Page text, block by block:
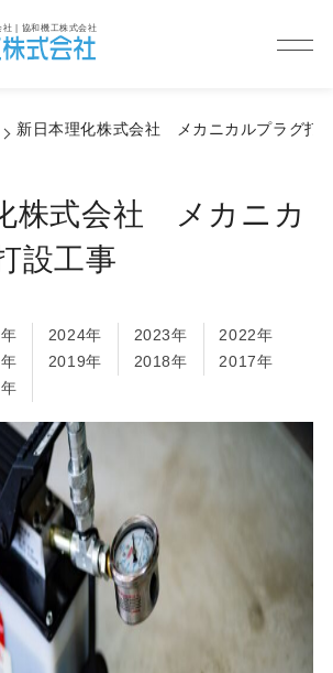
社 | 協和機工株式会社
新日本理化株式会社 メカニカルプラグ打
株式会社 メカニカ
設工事
2024年 2023年
2022年
2019年 2018年
2017年